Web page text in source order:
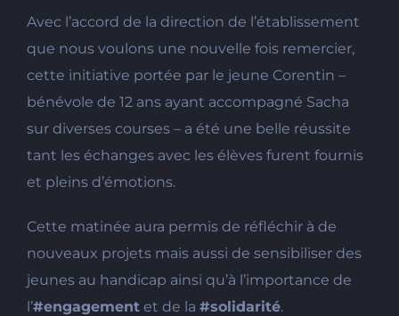
Avec l’accord de la direction de l’établissement
que nous voulons une nouvelle fois remercier,
cette initiative portée par le jeune Corentin –
bénévole de 12 ans ayant accompagné Sacha
sur diverses courses – a été une belle réussite
tant les échanges avec les élèves furent fournis
et pleins d’émotions.
Cette matinée aura permis de réfléchir à de
nouveaux projets mais aussi de sensibiliser des
jeunes au handicap ainsi qu’à l’importance de
l’#engagement et de la #solidarité.